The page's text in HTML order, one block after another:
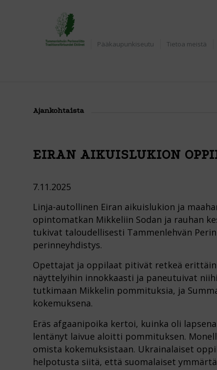
Pääkaupunkiseutu Tietoa meistä
Ajankohtaista
EIRAN AIKUISLUKION
7.11.2025
Linja-autollinen Eiran aikuislukion ja
opintomatkan Mikkeliin Sodan ja rauhan
tukivat taloudellisesti Tammenlehvän
perinneyhdistys.
Opettajat ja oppilaat pitivät retkeä
näyttelyihin innokkaasti ja paneutuivat
tutkimaan Mikkelin pommituksia, ja
kokemuksena.
Eräs afgaanipoika kertoi, kuinka oli
lentänyt laivue aloitti pommituksen.
omista kokemuksistaan. Ukrainalaiset
helpotusta siitä, että suomalaiset